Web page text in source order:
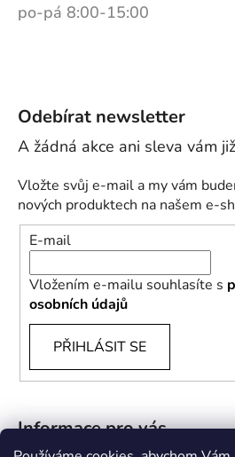
po-pá 8:00-15:00
Odebírat newsletter
Vložte svůj e-mail a my vám
nových produktech na našem e-
E-mail
Vložením e-mailu souhlasíte s
osobních údajů
PŘIHLÁSIT SE
Informace pro vás